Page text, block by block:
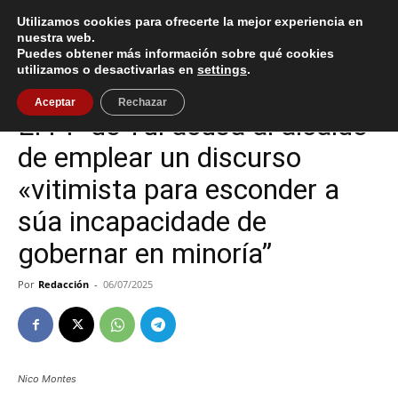
Inicio Política
Política
El PP de Tui acusa al alcalde
de emplear un discurso
«vitimista para esconder a
súa incapacidade de
gobernar en minoría”
Por Redacción - 06/07/2025
Nico Montes
Utilizamos cookies para ofrecerte la mejor experiencia en
nuestra web.
Puedes obtener más información sobre qué cookies
utilizamos o desactivarlas en settings.
Aceptar Rechazar